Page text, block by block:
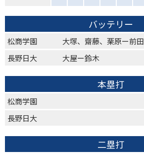
バッテリー
松商学園
大塚、齋藤、栗原ー前田
長野日大
大屋ー鈴木
本塁打
松商学園
長野日大
二塁打